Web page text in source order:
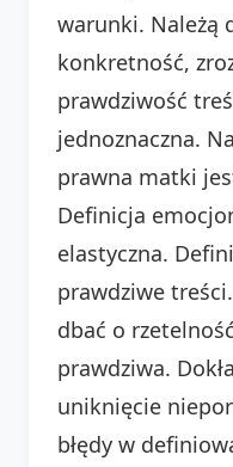
warunki. Należą
konkretność,
prawdziwość
jednoznaczna.
prawna matki
Definicja
elastyczna.
prawdziwe
dbać o
prawdziwa.
uniknięcie
błędy w